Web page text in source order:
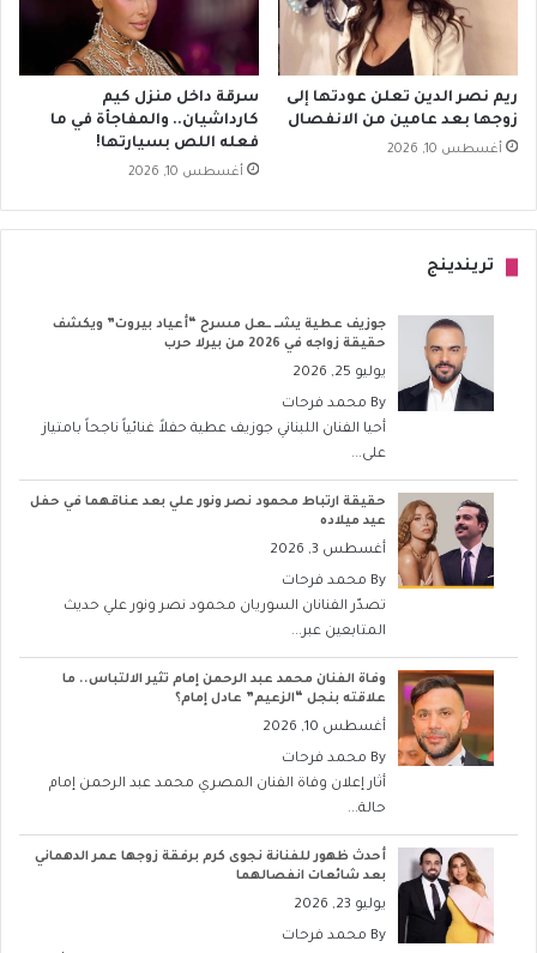
ريم نصر الدين تعلن عودتها إلى
زوجها بعد عامين من الانفصال
أغسطس 10, 2026
سرقة داخل منزل كيم
كارداشيان.. والمفاجأة في ما
فعله اللص بسيارتها!
أغسطس 10, 2026
تريندينج
جوزيف عطية يشــ ــعل مسرح “أعياد بيروت” ويكشف
حقيقة زواجه في 2026 من بيرلا حرب
يوليو 25, 2026
By محمد فرحات
أحيا الفنان اللبناني جوزيف عطية حفلاً غنائياً ناجحاً بامتياز
على...
حقيقة ارتباط محمود نصر ونور علي بعد عناقهما في حفل
عيد ميلاده
أغسطس 3, 2026
By محمد فرحات
تصدّر الفنانان السوريان محمود نصر ونور علي حديث
المتابعين عبر...
وفاة الفنان محمد عبد الرحمن إمام تثير الالتباس.. ما
علاقته بنجل “الزعيم” عادل إمام؟
أغسطس 10, 2026
By محمد فرحات
أثار إعلان وفاة الفنان المصري محمد عبد الرحمن إمام
حالة...
أحدث ظهور للفنانة نجوى كرم برفقة زوجها عمر الدهماني
بعد شائعات انفصالهما
يوليو 23, 2026
By محمد فرحات